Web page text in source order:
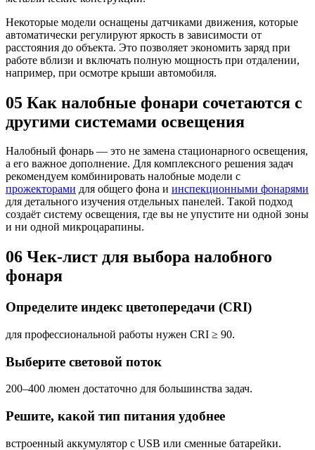
Некоторые модели оснащены датчиками движения, которые
автоматически регулируют яркость в зависимости от
расстояния до объекта. Это позволяет экономить заряд при
работе вблизи и включать полную мощность при отдалении,
например, при осмотре крыши автомобиля.
05 Как налобные фонари сочетаются с
другими системами освещения
Налобный фонарь — это не замена стационарного освещения,
а его важное дополнение. Для комплексного решения задач
рекомендуем комбинировать налобные модели с
прожекторами для общего фона и инспекционными фонарями
для детального изучения отдельных панелей. Такой подход
создаёт систему освещения, где вы не упустите ни одной зоны
и ни одной микроцарапины.
06 Чек-лист для выбора налобного
фонаря
Определите индекс цветопередачи (CRI)
для профессиональной работы нужен CRI ≥ 90.
Выберите световой поток
200–400 люмен достаточно для большинства задач.
Решите, какой тип питания удобнее
встроенный аккумулятор с USB или сменные батарейки.